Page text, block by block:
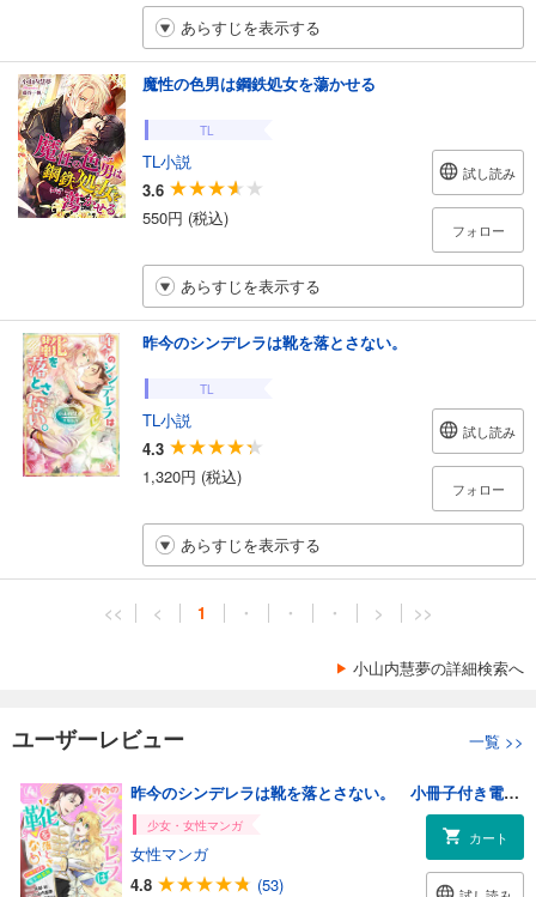
あらすじを表示する
魔性の色男は鋼鉄処女を蕩かせる
TL
TL小説
3.6
550円 (税込)
試し読み
フォロー
あらすじを表示する
昨今のシンデレラは靴を落とさない。
TL
TL小説
4.3
1,320円 (税込)
試し読み
フォロー
あらすじを表示する
<< < 1 ・ ・ ・ > >>
小山内慧夢の詳細検索へ
ユーザーレビュー 一覧 >>
昨今のシンデレラは靴を落とさない。 小冊子付き電子特装版: 4【イラスト特典付】
少女・女性マンガ
女性マンガ
4.8
(53)
カート